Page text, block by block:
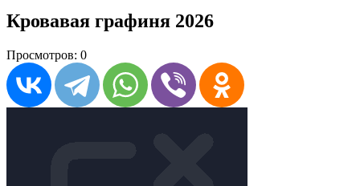
Кровавая графиня 2026
Просмотров: 0